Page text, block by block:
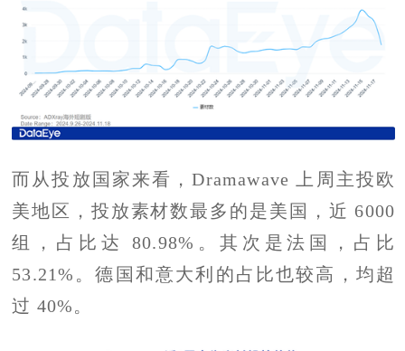
而从投放国家来看，Dramawave 上周主投欧
美地区，投放素材数最多的是美国，近 6000
组，占比达 80.98%。其次是法国，占比
53.21%。德国和意大利的占比也较高，均超
过 40%。